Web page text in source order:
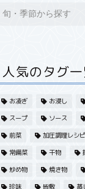
人気のタグ
お凌ぎ お浸し
スープ
ソース
前菜
加圧調理レシピ
常備菜
干物
炒め物
焼き物
珍味
皆敷 蒸